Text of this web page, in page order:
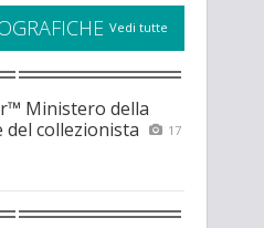
Vedi tutte
Ministero della
del collezionista
17